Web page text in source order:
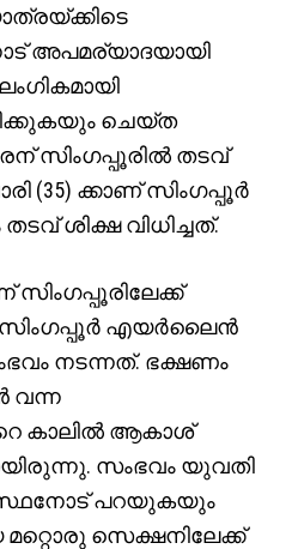
അപമര്യാദയായി
ചെയ്ത
സിംഗപ്പൂരിൽ തടവ്
(35) ക്കാണ് സിംഗപ്പൂർ
ശിക്ഷ വിധിച്ചത്.
എയര്‍ലൈന്‍
നടന്നത്. ഭക്ഷണം
വന്ന
കാലില്‍ ആകാശ്
സംഭവം യുവതി
പറയുകയും
സെക്ഷനിലേക്ക്